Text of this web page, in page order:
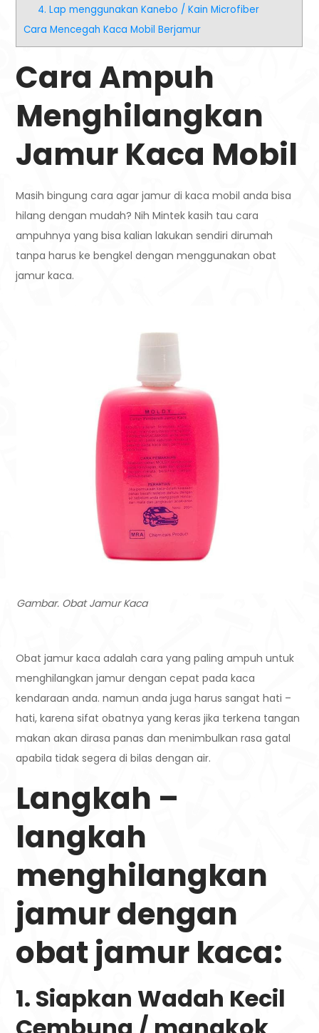
4. Lap menggunakan Kanebo / Kain Microfiber
Cara Mencegah Kaca Mobil Berjamur
Cara Ampuh
Menghilangkan
Jamur Kaca Mobil
Masih bingung cara agar jamur di kaca mobil anda bisa
hilang dengan mudah? Nih Mintek kasih tau cara
ampuhnya yang bisa kalian lakukan sendiri dirumah
tanpa harus ke bengkel dengan menggunakan obat
jamur kaca.
Gambar. Obat Jamur Kaca
Obat jamur kaca adalah cara yang paling ampuh untuk
menghilangkan jamur dengan cepat pada kaca
kendaraan anda. namun anda juga harus sangat hati –
hati, karena sifat obatnya yang keras jika terkena tangan
makan akan dirasa panas dan menimbulkan rasa gatal
apabila tidak segera di bilas dengan air.
Langkah –
langkah
menghilangkan
jamur dengan
obat jamur kaca:
1. Siapkan Wadah Kecil